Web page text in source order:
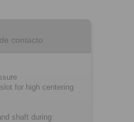
contacto
for high centering
shaft during